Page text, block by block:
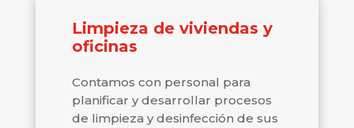
Limpieza de viviendas y
oficinas
Contamos con personal para
planificar y desarrollar procesos
de limpieza y desinfección de sus